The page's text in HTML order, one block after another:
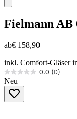
Fielmann AB
ab€ 158,90
inkl. Comfort-Gläser
0.0 (0)
0.0
von
Sternen.
Neu